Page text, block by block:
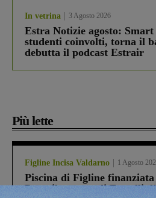
In vetrina 3 Agosto 2026
Estra Notizie agosto:
studenti coinvolti, torna il
debutta il podcast Estrair
Più lette
Figline Incisa Valdarno 1 Agosto
Piscina di Figline finanziata
Pnrr, il gruppo di Fratelli